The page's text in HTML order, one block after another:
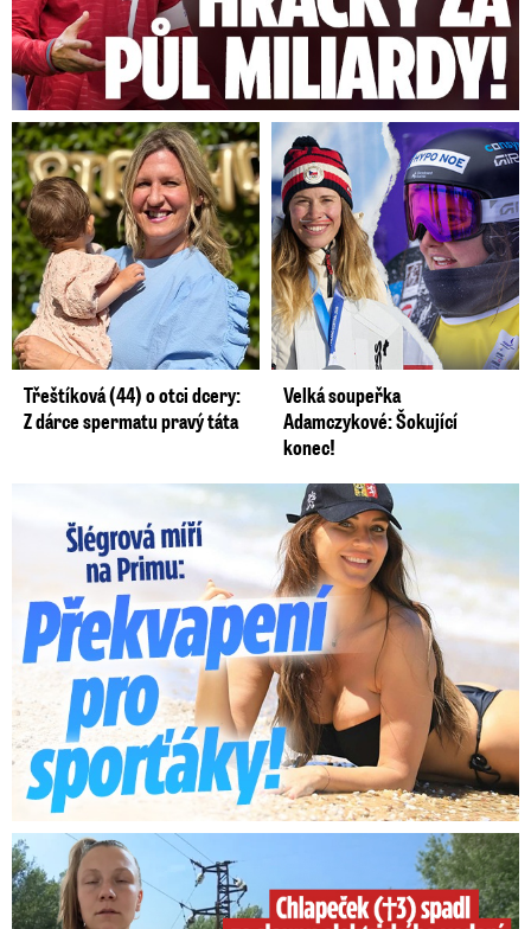
Třeštíková (44) o otci dcery:
Z dárce spermatu pravý táta
Velká soupeřka
Adamczykové: Šokující
konec!
Lucie Šlégrová míří na Primu. Překvapení pro sporťáky!
Smrtelný pád chlapce: Matka vydala vyjádření na 16 stran